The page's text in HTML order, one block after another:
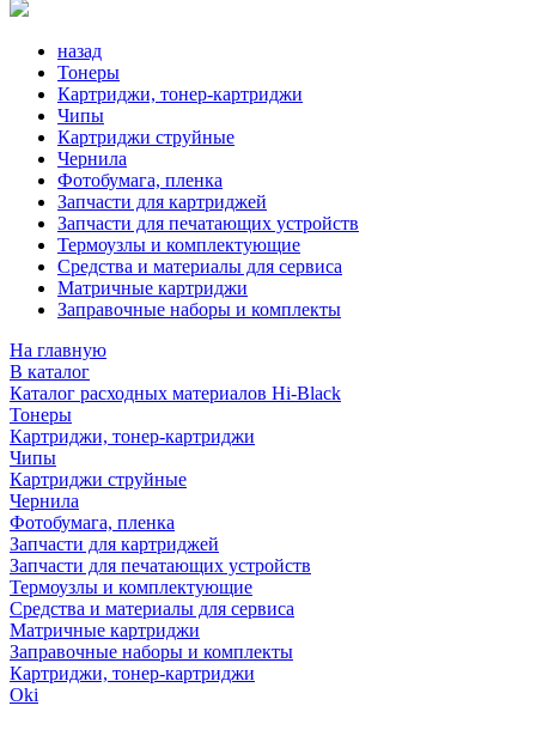
назад
Тонеры
Картриджи, тонер-картриджи
Чипы
Картриджи струйные
Чернила
Фотобумага, пленка
Запчасти для картриджей
Запчасти для печатающих устройств
Термоузлы и комплектующие
Средства и материалы для сервиса
Матричные картриджи
Заправочные наборы и комплекты
На главную
В каталог
Каталог расходных материалов Hi-Black
Тонеры
Картриджи, тонер-картриджи
Чипы
Картриджи струйные
Чернила
Фотобумага, пленка
Запчасти для картриджей
Запчасти для печатающих устройств
Термоузлы и комплектующие
Средства и материалы для сервиса
Матричные картриджи
Заправочные наборы и комплекты
Картриджи, тонер-картриджи
Oki